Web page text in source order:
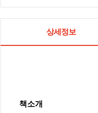
상세정보
책소개